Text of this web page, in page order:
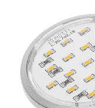
ТЕПЛЫЙ/
Распродажа 30%
191.52р.